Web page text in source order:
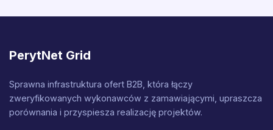
PerytNet Grid
Sprawna infrastruktura ofert B2B, która łączy
zweryfikowanych wykonawców z zamawiającymi, upraszcza
porównania i przyspiesza realizację projektów.